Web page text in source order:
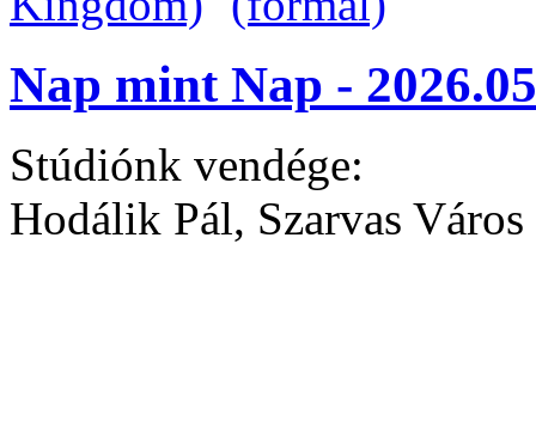
Nap mint Nap -
Stúdiónk vendége:
Hodálik Pál, Szarvas